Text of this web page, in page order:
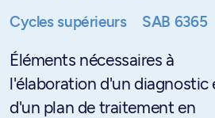
Cycles supérieurs SAB 6365
Éléments nécessaires à
l'élaboration d'un diagnostic
d'un plan de traitement en